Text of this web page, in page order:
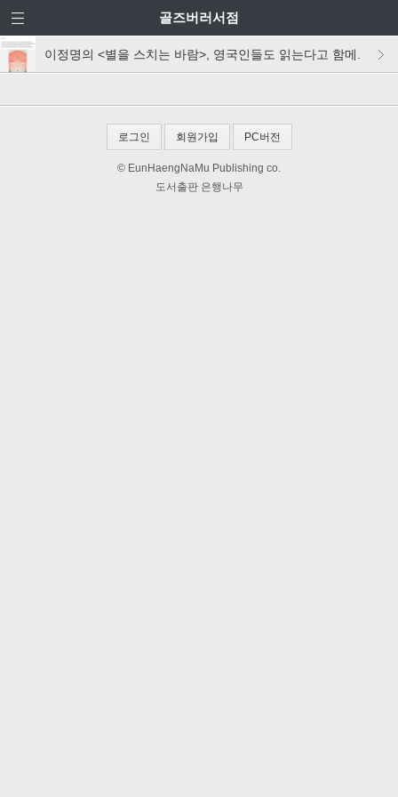
골즈버러서점
이정명의 <별을 스치는 바람>, 영국인들도 읽는다고 함메.
로그인 회원가입 PC버전
© EunHaengNaMu Publishing co.
도서출판 은행나무